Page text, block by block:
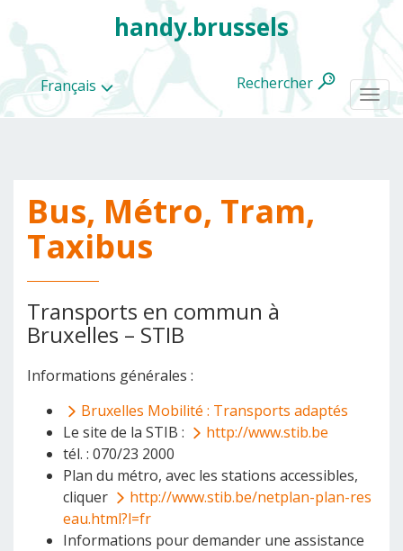
Français
handy.brussels
Rechercher
Bus, Métro, Tram,
Taxibus
Transports en commun à
Bruxelles – STIB
Informations générales :
Bruxelles Mobilité : Transports adaptés
Le site de la STIB :
http://www.stib.be
tél. : 070/23 2000
Plan du métro, avec les stations accessibles,
cliquer
http://www.stib.be/netplan-plan-res
eau.html?l=fr
Informations pour demander une assistance
Toutes
les
categories